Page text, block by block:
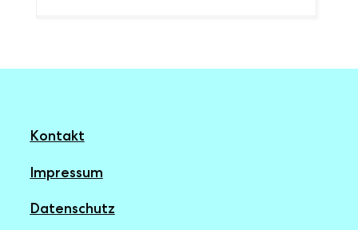
Kontakt
Impressum
Datenschutz